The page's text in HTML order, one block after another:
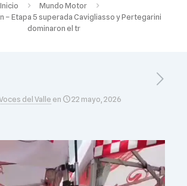
Inicio
Mundo Motor
– Etapa 5 superada Cavigliasso y Pertegarini
dominaron el tr
del Valle en 22 mayo, 2026